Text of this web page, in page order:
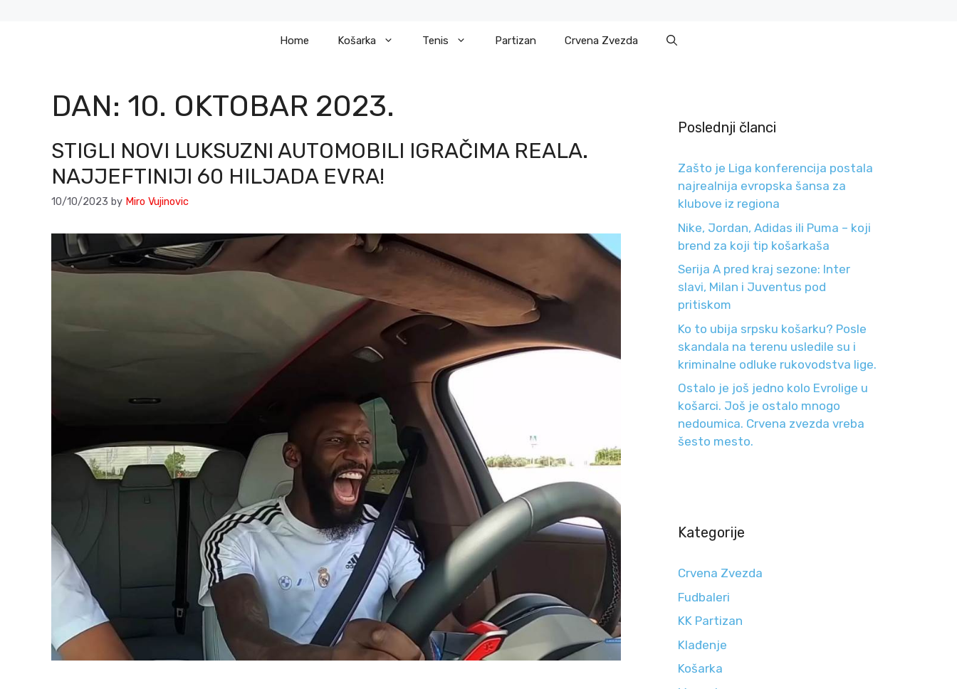
Home Košarka Tenis Partizan Crvena Zvezda
DAN: 10. OKTOBAR 2023.
STIGLI NOVI LUKSUZNI AUTOMOBILI IGRAČIMA REALA.
NAJJEFTINIJI 60 HILJADA EVRA!
10/10/2023 by Miro Vujinovic
Poslednji članci
Zašto je Liga konferencija postala
najrealnija evropska šansa za
klubove iz regiona
Nike, Jordan, Adidas ili Puma – koji
brend za koji tip košarkaša
Serija A pred kraj sezone: Inter
slavi, Milan i Juventus pod
pritiskom
Ko to ubija srpsku košarku? Posle
skandala na terenu usledile su i
kriminalne odluke rukovodstva lige.
Ostalo je još jedno kolo Evrolige u
košarci. Još je ostalo mnogo
nedoumica. Crvena zvezda vreba
šesto mesto.
Kategorije
Crvena Zvezda
Fudbaleri
KK Partizan
Klađenje
Košarka